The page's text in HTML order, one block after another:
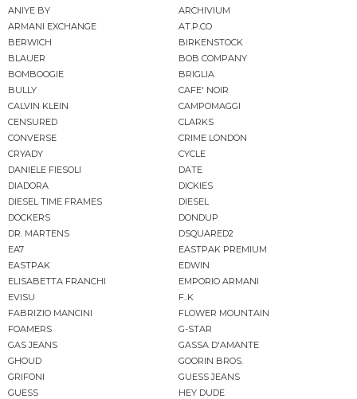
ANIYE BY
ARCHIVIUM
ARMANI EXCHANGE
AT.P.CO
BERWICH
BIRKENSTOCK
BLAUER
BOB COMPANY
BOMBOOGIE
BRIGLIA
BULLY
CAFE' NOIR
CALVIN KLEIN
CAMPOMAGGI
CENSURED
CLARKS
CONVERSE
CRIME LONDON
CRYADY
CYCLE
DANIELE FIESOLI
DATE
DIADORA
DICKIES
DIESEL TIME FRAMES
DIESEL
DOCKERS
DONDUP
DR. MARTENS
DSQUARED2
EA7
EASTPAK PREMIUM
EASTPAK
EDWIN
ELISABETTA FRANCHI
EMPORIO ARMANI
EVISU
F..K
FABRIZIO MANCINI
FLOWER MOUNTAIN
FOAMERS
G-STAR
GAS JEANS
GASSA D'AMANTE
GHOUD
GOORIN BROS.
GRIFONI
GUESS JEANS
GUESS
HEY DUDE